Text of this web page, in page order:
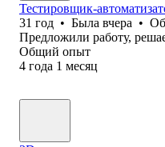
Тестировщик-
31 год • Была вчера •
Предложили работу,
Общий опыт
4 года 1 месяц